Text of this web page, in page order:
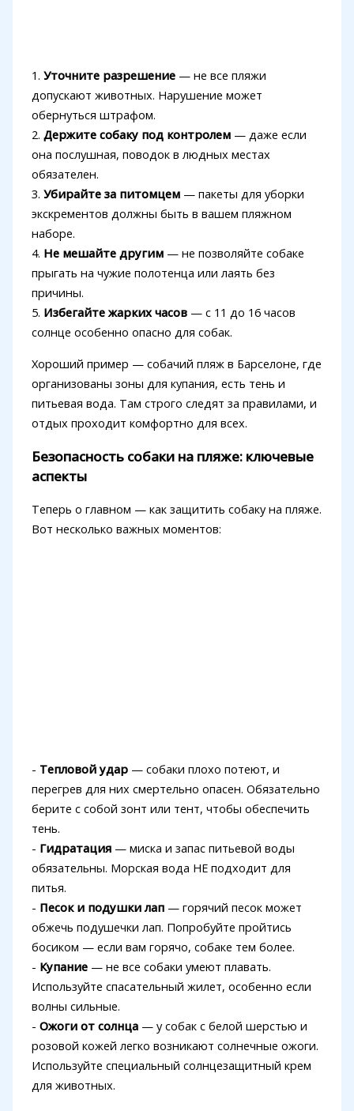
1. Уточните разрешение— не все пляжи
допускают животных. Нарушение может
обернуться штрафом.
2. Держите собаку под контролем— даже если
она послушная, поводок в людных местах
обязателен.
3. Убирайте за питомцем— пакеты для уборки
экскрементов должны быть в вашем пляжном
наборе.
4. Не мешайте другим— не позволяйте собаке
прыгать на чужие полотенца или лаять без
причины.
5. Избегайте жарких часов— с 11 до 16 часов
солнце особенно опасно для собак.
Хороший пример — собачий пляж в Барселоне, где
организованы зоны для купания, есть тень и
питьевая вода. Там строго следят за правилами, и
отдых проходит комфортно для всех.
Безопасность собаки на пляже: ключевые
аспекты
Теперь о главном — как защитить собаку на пляже.
Вот несколько важных моментов:
- Тепловой удар— собаки плохо потеют, и
перегрев для них смертельно опасен. Обязательно
берите с собой зонт или тент, чтобы обеспечить
тень.
- Гидратация— миска и запас питьевой воды
обязательны. Морская вода НЕ подходит для
питья.
- Песок и подушки лап— горячий песок может
обжечь подушечки лап. Попробуйте пройтись
босиком — если вам горячо, собаке тем более.
- Купание— не все собаки умеют плавать.
Используйте спасательный жилет, особенно если
волны сильные.
- Ожоги от солнца— у собак с белой шерстью и
розовой кожей легко возникают солнечные ожоги.
Используйте специальный солнцезащитный крем
для животных.